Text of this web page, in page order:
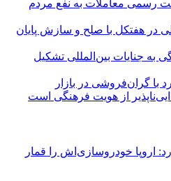
رسمی معاملات به نفع مردم
در هفتکل با صلح و سازش پایان
به جنایات بین‌المللی تشکیل
با گران‌فروشی در بازار
از هویت فرهنگی است
اروپا خودروسازی‌اش را قمار